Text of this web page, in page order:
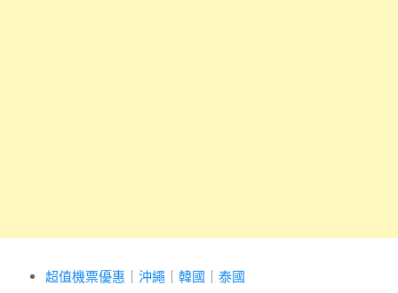
超值機票優惠 沖繩 韓國
泰國